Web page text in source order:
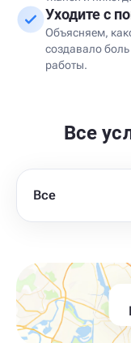
Уходите с
Объясняем,
создавало
работы.
Все
Все